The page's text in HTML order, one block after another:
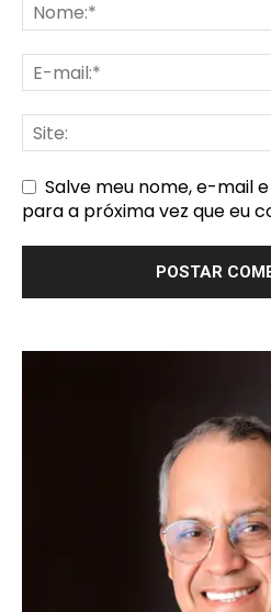
Salve meu nome, e-mail
para a próxima vez que eu